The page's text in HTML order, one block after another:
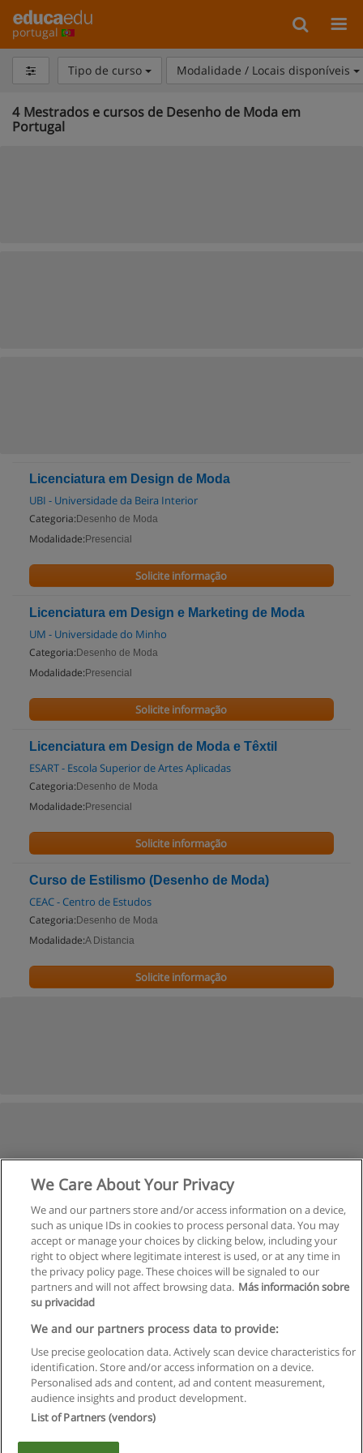
portugal
Tipo de curso Modalidade / Locais disponíveis
4 Mestrados e cursos de Desenho de Moda em
Portugal
Licenciatura em Design de Moda
UBI - Universidade da Beira Interior
Categoria: Desenho de Moda
Modalidade: Presencial
Solicite informação
Licenciatura em Design e Marketing de Moda
UM - Universidade do Minho
Categoria: Desenho de Moda
Modalidade: Presencial
Solicite informação
Licenciatura em Design de Moda e Têxtil
ESART - Escola Superior de Artes Aplicadas
Categoria: Desenho de Moda
Modalidade: Presencial
Solicite informação
Curso de Estilismo (Desenho de Moda)
CEAC - Centro de Estudos
Categoria: Desenho de Moda
Modalidade:A Distancia
Solicite informação
Regras de uso
Privacidade de dados
We Care About Your Privacy
We and our partners store and/or access information on a device,
such as unique IDs in cookies to process personal data. You may
accept or manage your choices by clicking below, including your
right to object where legitimate interest is used, or at any time in
the privacy policy page. These choices will be signaled to our
partners and will not affect browsing data. Más información sobre
su privacidad
We and our partners process data to provide:
Use precise geolocation data. Actively scan device characteristics for
identification. Store and/or access information on a device.
Personalised ads and content, ad and content measurement,
audience insights and product development.
List of Partners (vendors)